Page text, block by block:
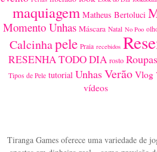
maquiagem Matheus Bertoluci
Momento Unhas Máscara Natal No Poo
Calcinhapele Praia recebidos
RESENHA TODO DIA rosto Roupas
Tipos de Pele tutorial Unhas Verão Vlog
vídeos
Tiranga Games oferece uma variedade de